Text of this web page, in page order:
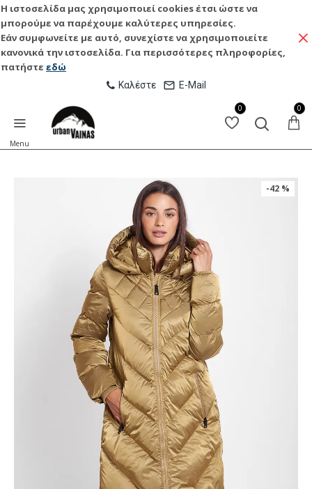
Η ιστοσελίδα μας χρησιμοποιεί cookies έτσι ώστε να
μπορούμε να παρέχουμε καλύτερες υπηρεσίες.
Εάν συμφωνείτε με αυτό, συνεχίστε να χρησιμοποιείτε
κανονικά την ιστοσελίδα. Για περισσότερες πληροφορίες,
πατήστε εδώ
Καλέστε E-Mail
0 0
-42 %